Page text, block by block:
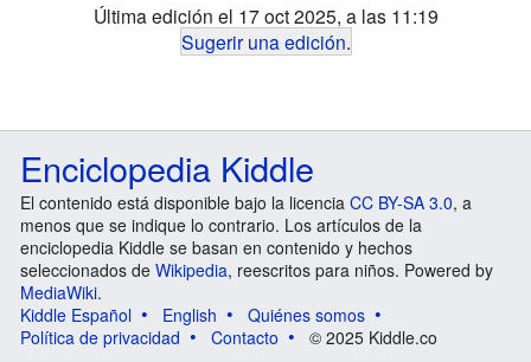
Última edición el 17 oct 2025, a las 11:19
Sugerir una edición.
Enciclopedia Kiddle
El contenido está disponible bajo la licencia CC BY-SA 3.0, a
menos que se indique lo contrario. Los artículos de la
enciclopedia Kiddle se basan en contenido y hechos
seleccionados de Wikipedia, reescritos para niños. Powered by
MediaWiki.
Kiddle Español
English
Quiénes somos
Política de privacidad
Contacto © 2025 Kiddle.co